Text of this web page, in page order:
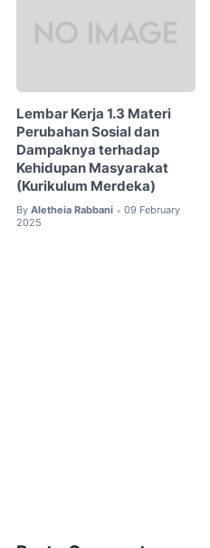
Lembar Kerja 1.3 Materi
Perubahan Sosial dan
Dampaknya terhadap
Kehidupan Masyarakat
(Kurikulum Merdeka)
By Aletheia Rabbani • 09 February
2025